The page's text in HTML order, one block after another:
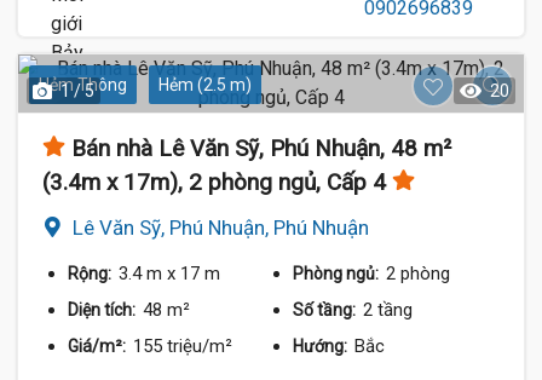
Hẻm Thông Hẻm (2.5 m)
1 / 5 20
Bán nhà Lê Văn Sỹ, Phú Nhuận, 48 m²
(3.4m x 17m), 2 phòng ngủ, Cấp 4
Lê Văn Sỹ, Phú Nhuận, Phú Nhuận
Rộng: 3.4 m x 17 m Phòng ngủ: 2 phòng
Diện tích: 48 m² Số tầng: 2 tầng
Giá/m²: 155 triệu/m² Hướng: Bắc